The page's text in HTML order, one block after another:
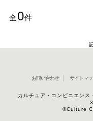
全0件
お問い合わせ サイトマ
カルチュア・コンビニエン
©Culture